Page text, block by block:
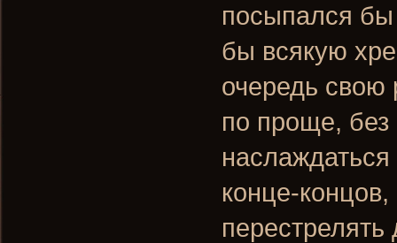
посыпался
бы всякую
очередь свою
по проще,
конце-
перестрелять